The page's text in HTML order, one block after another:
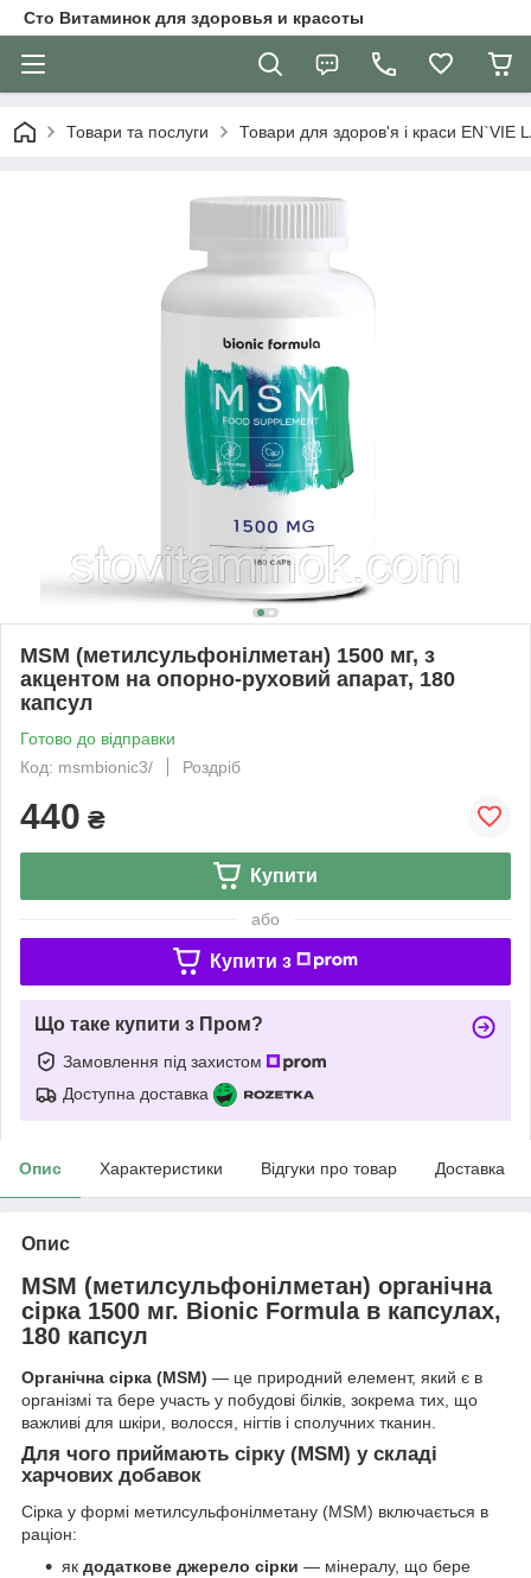
Сто Витаминок для здоровья и красоты
Товари та послуги Товари для здоров'я і краси EN`VIE
MSM (метилсульфонілметан) 1500 мг, з
акцентом на опорно-руховий апарат, 180
капсул
Готово до відправки
Код: msmbionic3/
Роздріб
440 ₴
Купити
або
Купити з
Що таке купити з Пром?
Замовлення під захистом
Доступна доставка
Опис Характеристики Відгуки про товар Доставка
Опис
MSM (метилсульфонілметан) органічна
сірка 1500 мг. Bionic Formula в капсулах,
180 капсул
Органічна сірка (MSM) — це природний елемент, який є в
організмі та бере участь у побудові білків, зокрема тих, що
важливі для шкіри, волосся, нігтів і сполучних тканин.
Для чого приймають сірку (MSM) у складі
харчових добавок
Сірка у формі метилсульфонілметану (MSM) включається в
раціон:
як додаткове джерело сірки — мінералу, що бере